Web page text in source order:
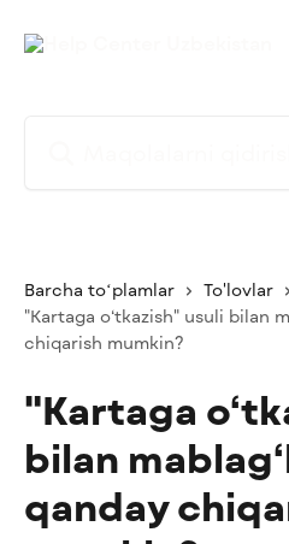
Barcha toʻplamlar To'lovlar
"Kartaga o‘tkazish" usuli bilan
chiqarish mumkin?
"Kartaga
bilan
qanday